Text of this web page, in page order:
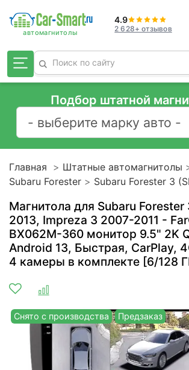
4.9
2 628+ отзывов
Подбор штатной
Главная Штатные автомагнитолы
Subaru Forester
Subaru Forester 3
Магнитола для Subaru
2013, Impreza 3 2007-2011 -
BX062M-360 монитор 9.5" 2K
Android 13, Быстрая, CarPlay,
4 камеры в комплекте [6/128
Снято с производства Предзаказ